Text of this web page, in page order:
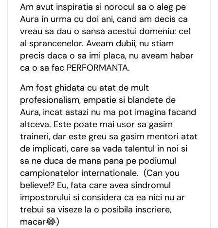
Am avut inspiratia si norocul sa o aleg pe
Aura in urma cu doi ani, cand am decis ca
vreau sa dau o sansa acestui domeniu: cel
al sprancenelor. Aveam dubii, nu stiam
precis daca o sa imi placa, nu aveam habar
ca o sa fac PERFORMANTA.
Am fost ghidata cu atat de mult
profesionalism, empatie si blandete de
Aura, incat astazi nu ma pot imagina facand
altceva. Este poate mai usor sa gasim
traineri, dar este greu sa gasim mentori atat
de implicati, care sa vada talentul in noi si
sa ne duca de mana pana pe podiumul
campionatelor internationale. (Can you
believe!? Eu, fata care avea sindromul
impostorului si considera ca ea nici nu ar
trebui sa viseze la o posibila inscriere,
macar😂)